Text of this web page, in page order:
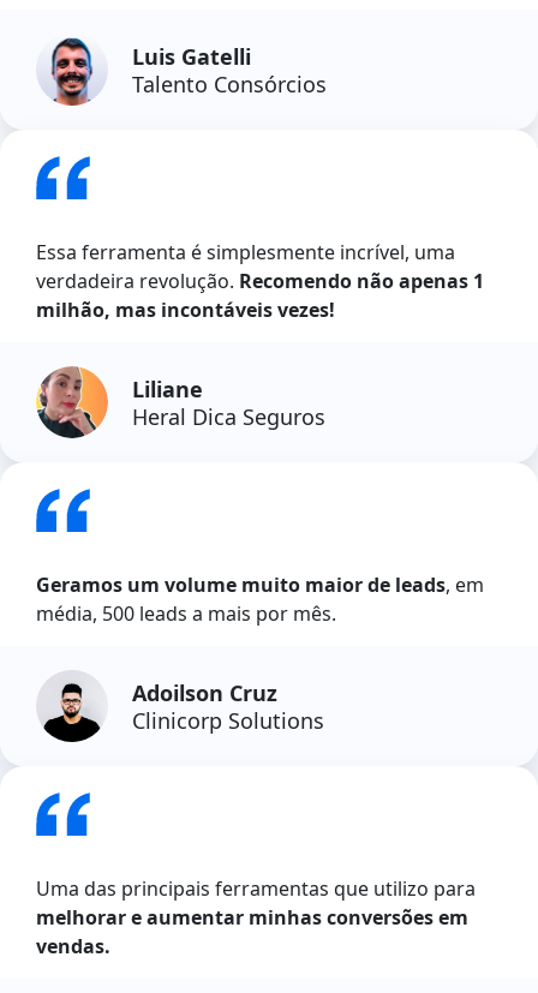
Luis Gatelli
Talento Consórcios
Essa ferramenta é simplesmente incrível, uma
verdadeira revolução. Recomendo não apenas 1
milhão, mas incontáveis vezes!
Liliane
Heral Dica Seguros
Geramos um volume muito maior de leads, em
média, 500 leads a mais por mês.
Adoilson Cruz
Clinicorp Solutions
Uma das principais ferramentas que utilizo para
melhorar e aumentar minhas conversões em
vendas.